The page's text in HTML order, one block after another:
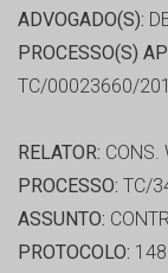
ADVOGADO(S):
PROCESSO(S)
TC/00023660/
RELATOR: CONS.
PROCESSO: TC/
ASSUNTO:
PROTOCOLO: